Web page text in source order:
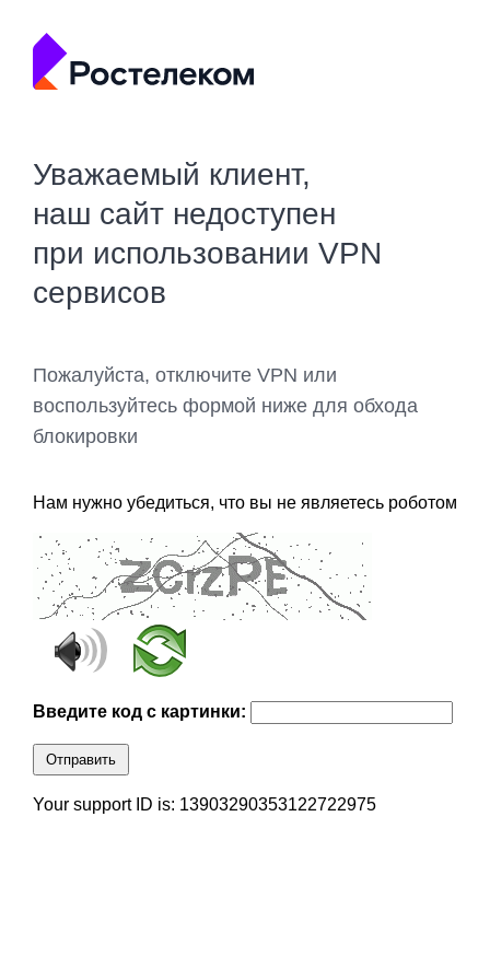
Уважаемый клиент,
наш сайт недоступен
при использовании VPN
сервисов
Пожалуйста, отключите VPN или
воспользуйтесь формой ниже для обхода
блокировки
Нам нужно убедиться, что вы не являетесь роботом
Введите код с картинки:
Отправить
Your support ID is: 13903290353122722975